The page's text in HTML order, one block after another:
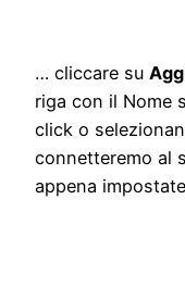
… cliccare su
riga con il Nome
click o
connetteremo al
appena